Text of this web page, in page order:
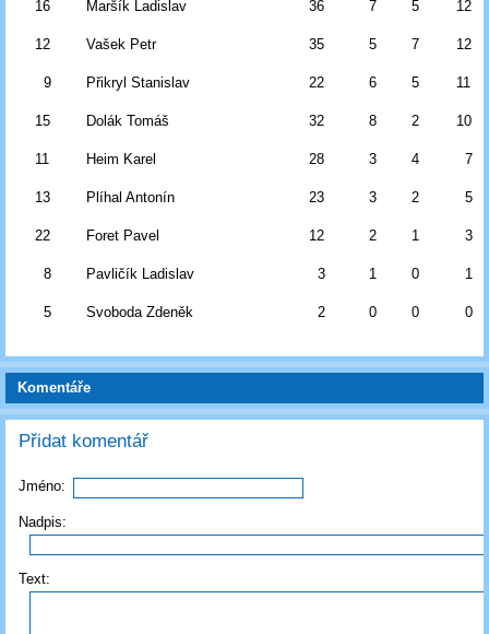
16 Maršík Ladislav 36 7 5 12
12 Vašek Petr 35 5 7 12
9 Přikryl Stanislav 22 6 5 11
15 Dolák Tomáš 32 8 2 10
11 Heim Karel 28 3 4 7
13 Plíhal Antonín 23 3 2 5
22 Foret Pavel 12 2 1 3
8 Pavličík Ladislav 3 1 0 1
5 Svoboda Zdeněk 2 0 0 0
Komentáře
Přidat komentář
Jméno:
Nadpis:
Text: